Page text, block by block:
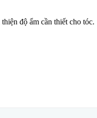
độ ẩm cần thiết cho tóc.